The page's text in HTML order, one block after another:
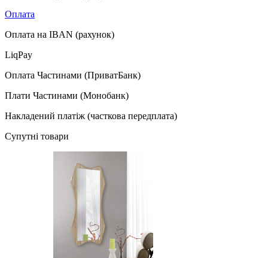
Оплата
Оплата на IBAN (рахунок)
LiqPay
Оплата Частинами (ПриватБанк)
Плати Частинами (Монобанк)
Накладений платіж (часткова передплата)
Супутні товари